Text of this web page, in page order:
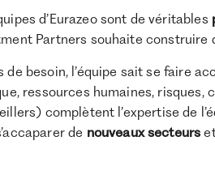
d’Eurazeo sont de véritables
Partners souhaite construire
de besoin, l’équipe sait se faire
ressources humaines, risques,
complètent l’expertise de
de nouveaux secteurs